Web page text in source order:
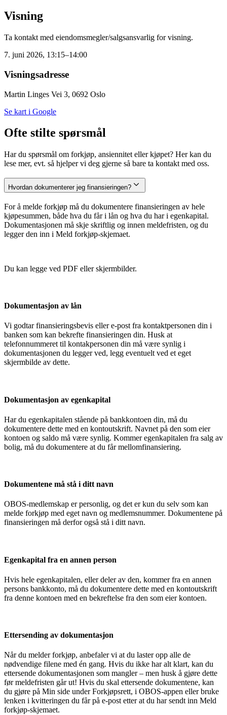
Visning
Ta kontakt med eiendomsmegler/salgsansvarlig for visning.
7. juni 2026, 13:15–14:00
Visningsadresse
Martin Linges Vei 3, 0692 Oslo
Se kart i Google
Ofte stilte spørsmål
Har du spørsmål om forkjøp, ansiennitet eller kjøpet? Her kan du
lese mer, evt. så hjelper vi deg gjerne så bare ta kontakt med oss.
Hvordan dokumenterer jeg finansieringen?
For å melde forkjøp må du dokumentere finansieringen av hele
kjøpesummen, både hva du får i lån og hva du har i egenkapital.
Dokumentasjonen må skje skriftlig og innen meldefristen, og du
legger den inn i Meld forkjøp-skjemaet.
Du kan legge ved PDF eller skjermbilder.
Dokumentasjon av lån
Vi godtar finansieringsbevis eller e-post fra kontaktpersonen din i
banken som kan bekrefte finansieringen din. Husk at
telefonnummeret til kontakpersonen din må være synlig i
dokumentasjonen du legger ved, legg eventuelt ved et eget
skjermbilde av dette.
Dokumentasjon av egenkapital
Har du egenkapitalen stående på bankkontoen din, må du
dokumentere dette med en kontoutskrift. Navnet på den som eier
kontoen og saldo må være synlig. Kommer egenkapitalen fra salg av
bolig, må du dokumentere at du får mellomfinansiering.
Dokumentene må stå i ditt navn
OBOS-medlemskap er personlig, og det er kun du selv som kan
melde forkjøp med eget navn og medlemsnummer. Dokumentene på
finansieringen må derfor også stå i ditt navn.
Egenkapital fra en annen person
Hvis hele egenkapitalen, eller deler av den, kommer fra en annen
persons bankkonto, må du dokumentere dette med en kontoutskrift
fra denne kontoen med en bekreftelse fra den som eier kontoen.
Ettersending av dokumentasjon
Når du melder forkjøp, anbefaler vi at du laster opp alle de
nødvendige filene med én gang. Hvis du ikke har alt klart, kan du
ettersende dokumentasjonen som mangler – men husk å gjøre dette
før meldefristen går ut! Hvis du skal ettersende dokumentene, kan
du gjøre på Min side under Forkjøpsrett, i OBOS-appen eller bruke
lenken i kvitteringen du får på e-post etter at du har sendt inn Meld
forkjøp-skjemaet.